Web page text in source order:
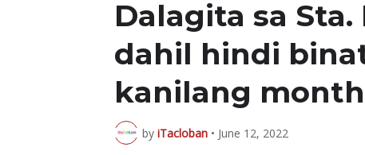
Dalagita sa
dahil hindi
kanilang
by iTacloban • June 12, 2022